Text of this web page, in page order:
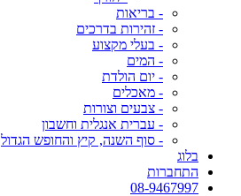
- בריאות
- זהירות בדרכים
- בעלי מקצוע
- המים
- יום הולדת
- מאכלים
- צבעים וצורות
- עברית אנגלית וחשבון
- סוף השנה, קיץ והחופש הגדול
בלוג
התחברות
08-9467997